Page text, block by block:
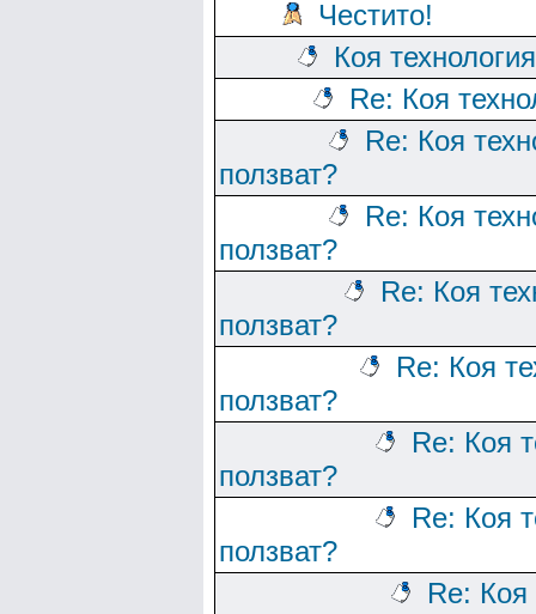
Честито!
Коя
Re: Коя
Re: Коя
ползват?
Re: Коя
ползват?
Re: Коя
ползват?
Re: Коя
ползват?
Re: Коя
ползват?
Re: Коя
ползват?
Re: Коя